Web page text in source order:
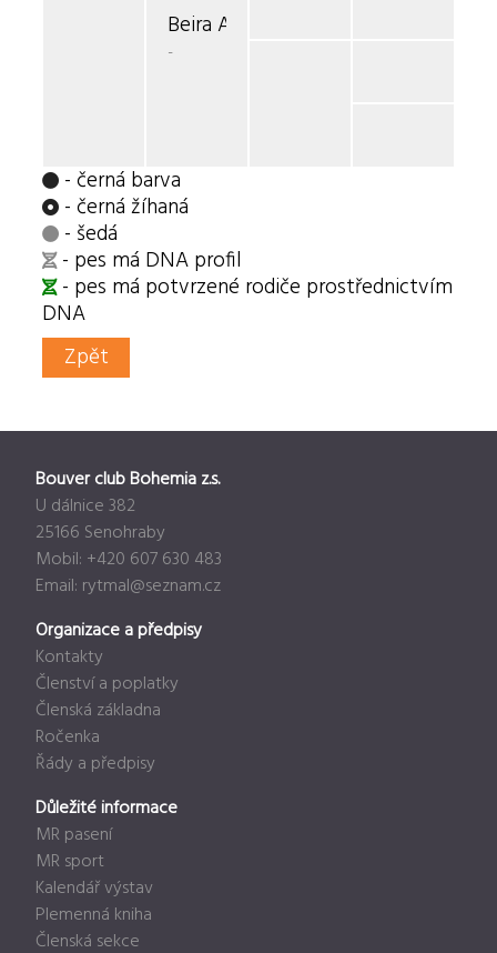
Beira Aghil Jokoto CS
-
- černá barva
- černá žíhaná
- šedá
- pes má DNA profil
- pes má potvrzené rodiče prostřednictvím
DNA
Zpět
Bouver club Bohemia z.s.
U dálnice 382
25166 Senohraby
Mobil: +420 607 630 483
Email: rytmal@seznam.cz
Organizace a předpisy
Kontakty
Členství a poplatky
Členská základna
Ročenka
Řády a předpisy
Důležité informace
MR pasení
MR sport
Kalendář výstav
Plemenná kniha
Členská sekce